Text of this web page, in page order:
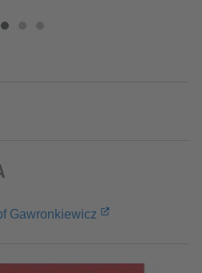
Gawronkiewicz